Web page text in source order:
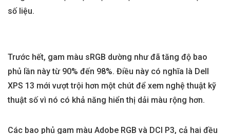
số liệu.
Trước hết, gam màu sRGB dường như đã tăng độ bao
phủ lần này từ 90% đến 98%. Điều này có nghĩa là Dell
XPS 13 mới vượt trội hơn một chút để xem nghệ thuật kỹ
thuật số vì nó có khả năng hiển thị dải màu rộng hơn.
Các bao phủ gam màu Adobe RGB và DCI P3, cả hai đều